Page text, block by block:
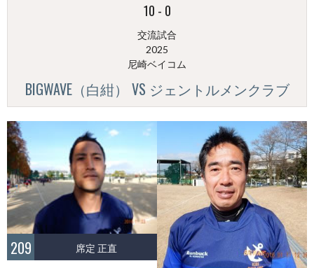
10 - 0
交流試合
2025
尼崎ベイコム
BIGWAVE（白紺） VS ジェントルメンクラブ
209 席定 正直